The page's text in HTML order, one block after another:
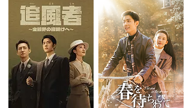
ヨメ全盛時代
夫婦クリニック～こわれた夫婦のなおし方～
タルジャの春
ローズマリー
パパ3人、ママ1人
強敵たち 幸せなスキャンダル !
京城スキャンダル
ウンジュの部屋
恋のオフィス・ウォッチ シーズン3～ゴシップ好き
は災いのもと!?～